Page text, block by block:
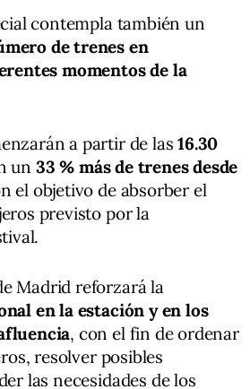
contempla también un
de trenes en
momentos de la
a partir de las16.30
un 33 % más de trenes desde
el objetivo de absorber el
previsto por la
Madrid reforzará la
en la estación y en los
, con el fin de ordenar
resolver posibles
las necesidades de los